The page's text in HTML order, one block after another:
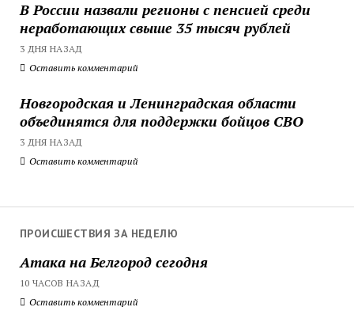
В России назвали регионы с пенсией среди
неработающих свыше 35 тысяч рублей
3 ДНЯ НАЗАД
Оставить комментарий
Новгородская и Ленинградская области
объединятся для поддержки бойцов СВО
3 ДНЯ НАЗАД
Оставить комментарий
ПРОИСШЕСТВИЯ ЗА НЕДЕЛЮ
Атака на Белгород сегодня
10 ЧАСОВ НАЗАД
Оставить комментарий